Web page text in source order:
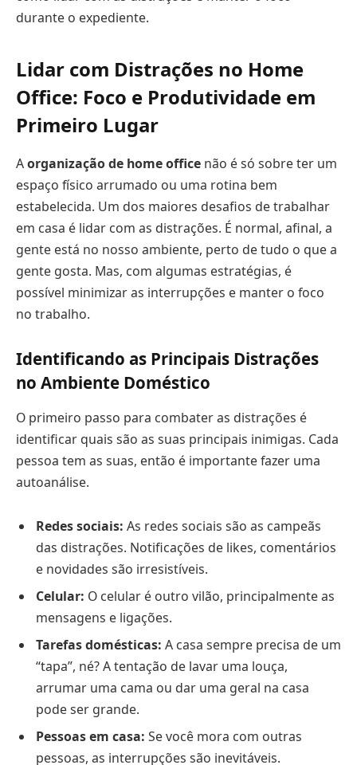
durante o expediente.
Lidar com Distrações no Home
Office: Foco e Produtividade em
Primeiro Lugar
Aorganização de home office não é só sobre ter um
espaço físico arrumado ou uma rotina bem
estabelecida. Um dos maiores desafios de trabalhar
em casa é lidar com as distrações. É normal, afinal, a
gente está no nosso ambiente, perto de tudo o que a
gente gosta. Mas, com algumas estratégias, é
possível minimizar as interrupções e manter o foco
no trabalho.
Identificando as Principais Distrações
no Ambiente Doméstico
O primeiro passo para combater as distrações é
identificar quais são as suas principais inimigas. Cada
pessoa tem as suas, então é importante fazer uma
autoanálise.
Redes sociais: As redes sociais são as campeãs
das distrações. Notificações de likes, comentários
e novidades são irresistíveis.
Celular: O celular é outro vilão, principalmente as
mensagens e ligações.
Tarefas domésticas: A casa sempre precisa de um
“tapa”, né? A tentação de lavar uma louça,
arrumar uma cama ou dar uma geral na casa
pode ser grande.
Pessoas em casa: Se você mora com outras
pessoas, as interrupções são inevitáveis.